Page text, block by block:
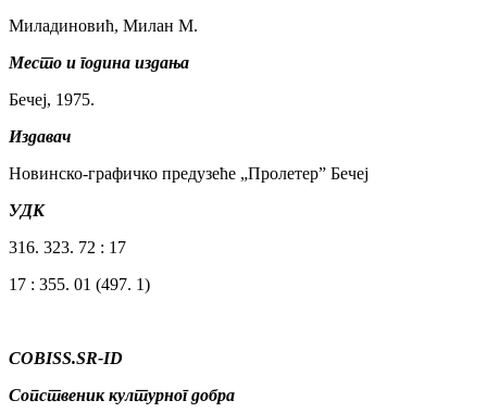
Миладиновић, Милан М.
Место и година издања
Бечеј, 1975.
Издавач
Новинско-графичко предузеће „Пролетер” Бечеј
УДК
316. 323. 72 : 17
17 : 355. 01 (497. 1)
COBISS.SR-ID
Сопственик културног добра